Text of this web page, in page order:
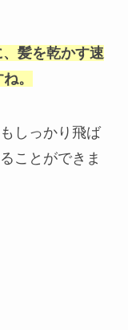
髪を乾かす速
。
しっかり飛ば
ことができま